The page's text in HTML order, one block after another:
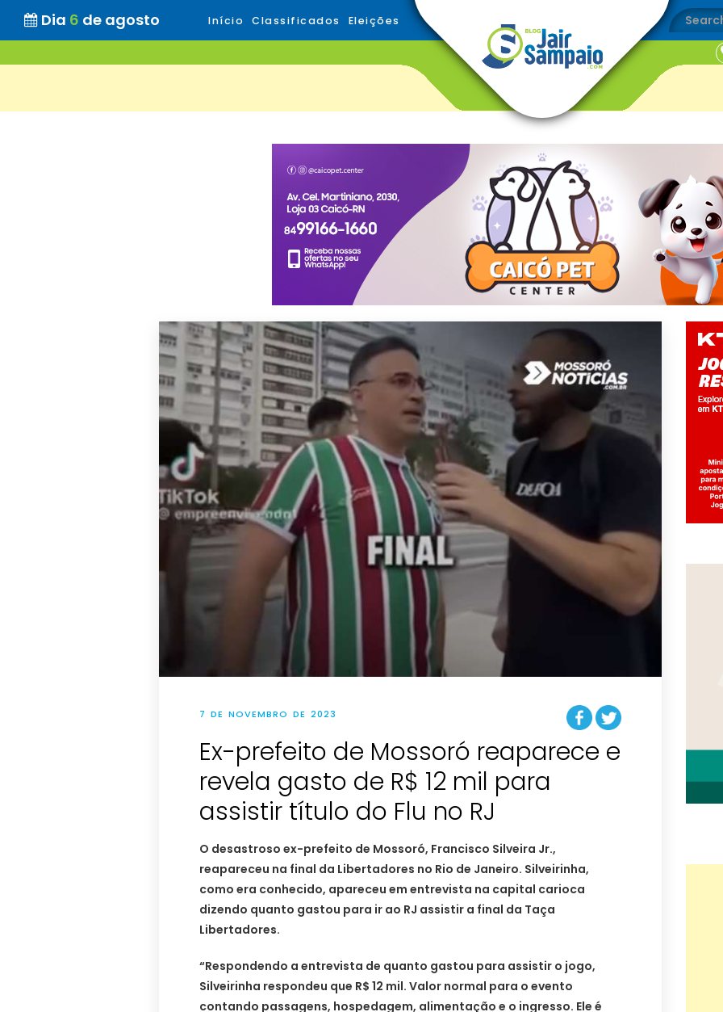
Dia 6 de agosto Início Classificados Eleições
7 DE NOVEMBRO DE 2023
Ex-prefeito de Mossoró reaparece e
revela gasto de R$ 12 mil para
assistir título do Flu no RJ
O desastroso ex-prefeito de Mossoró, Francisco Silveira Jr.,
reapareceu na final da Libertadores no Rio de Janeiro. Silveirinha,
como era conhecido, apareceu em entrevista na capital carioca
dizendo quanto gastou para ir ao RJ assistir a final da Taça
Libertadores.
“Respondendo a entrevista de quanto gastou para assistir o jogo,
Silveirinha respondeu que R$ 12 mil. Valor normal para o evento
contando passagens, hospedagem, alimentação e o ingresso. Ele é